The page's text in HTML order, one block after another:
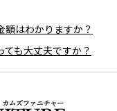
額はわかりますか？
も大丈夫ですか？